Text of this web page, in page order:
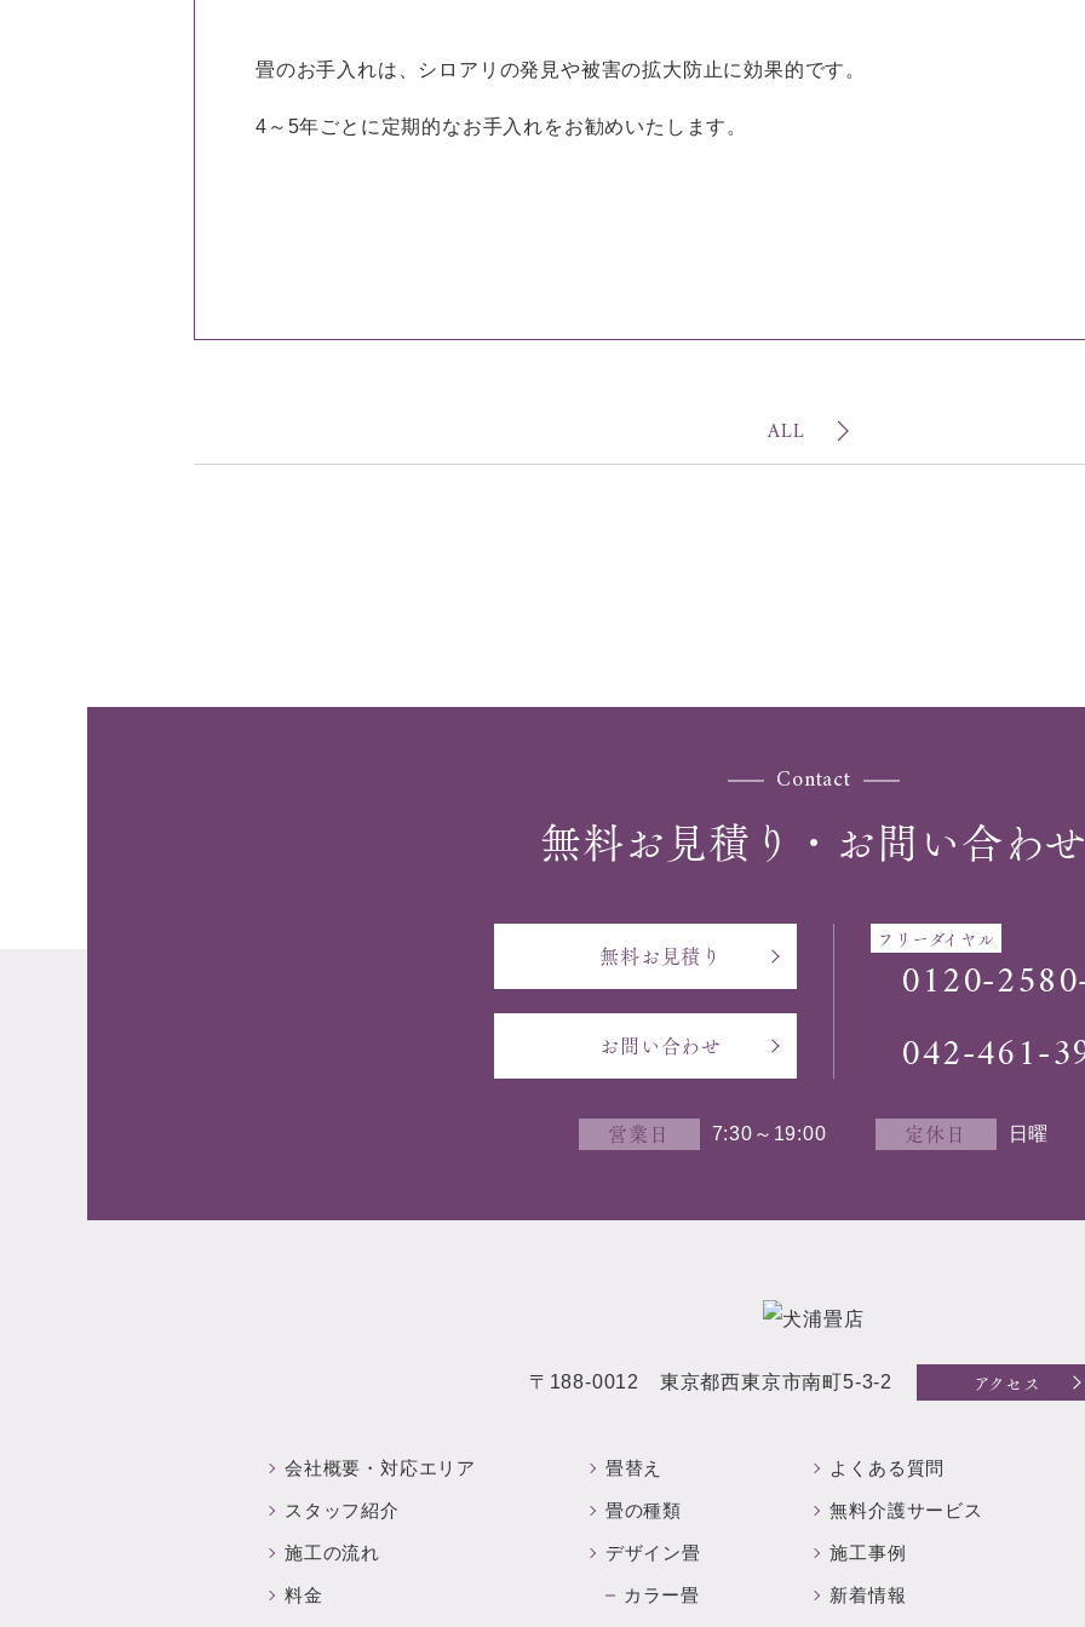
畳のお手入れは、シロアリの発見や被害の拡大防止に効果的です。
4～5年ごとに定期的なお手入れをお勧めいたします。
ALL
Contact
無料お見積り・お問い合わせ
無料お見積り
お問い合わせ
フリーダイヤル
0120-
042-461-
営業日 7:30～19:00 定休日 日曜
〒188-0012 東京都西東京市南町5-3-2 アクセス
会社概要・ 対応エリア
スタッフ紹介
施工の流れ
料金
畳替え
畳の種類
デザイン畳
カラー畳
よくある質問
無料介護サービス
施工事例
新着情報